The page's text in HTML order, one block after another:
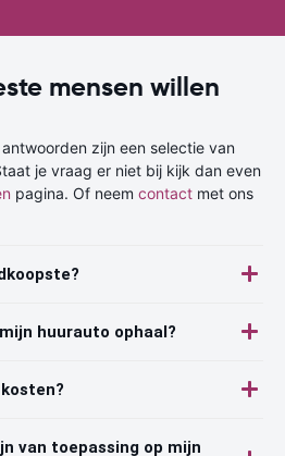
mensen willen
zijn een selectie van
je vraag er niet bij kijk dan even
pagina. Of neem contact met ons
huurauto ophaal?
van toepassing op mijn